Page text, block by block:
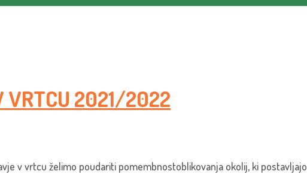
VRTCU 2021/2022
v vrtcu želimo poudariti pomembnostoblikovanja okolij, ki postavljajo